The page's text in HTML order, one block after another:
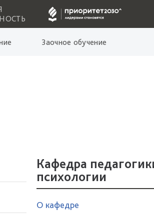
Заочное обучение
Кафедра
психологии
О кафедре